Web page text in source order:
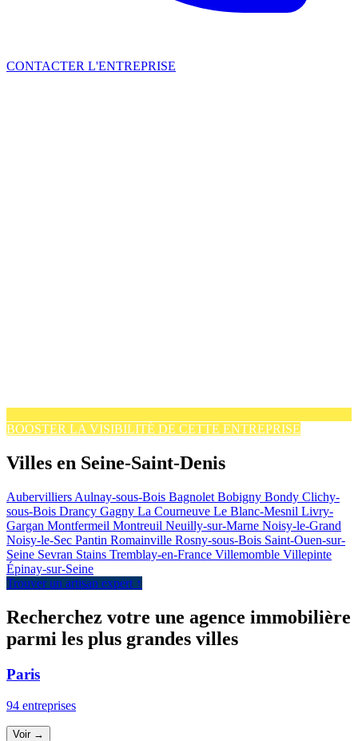
CONTACTER L'ENTREPRISE
BOOSTER LA VISIBILITÉ DE CETTE ENTREPRISE
Villes en Seine-Saint-Denis
Aubervilliers Aulnay-sous-Bois Bagnolet Bobigny Bondy Clichy-
sous-Bois Drancy Gagny La Courneuve Le Blanc-Mesnil Livry-
Gargan Montfermeil Montreuil Neuilly-sur-Marne Noisy-le-Grand
Noisy-le-Sec Pantin Romainville Rosny-sous-Bois Saint-Ouen-sur-
Seine Sevran Stains Tremblay-en-France Villemomble Villepinte
Épinay-sur-Seine
Trouver un artisan expert ↑
Recherchez votre une agence immobilière
parmi les plus grandes villes
Paris
94 entreprises
Voir →